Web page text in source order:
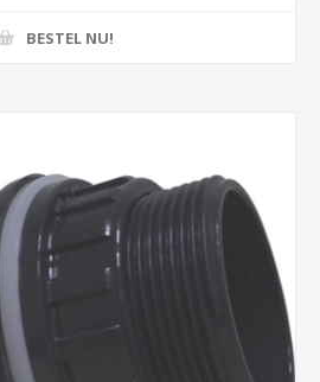
BESTEL NU!